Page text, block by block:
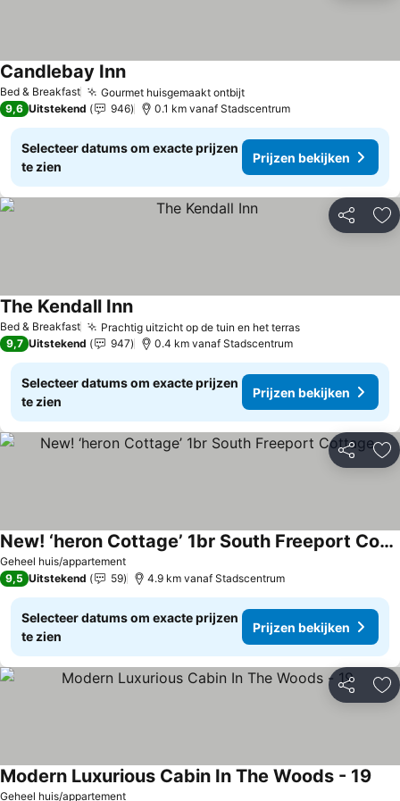
Bed & Breakfast Gourmet huisgemaakt ontbijt
Candlebay Inn
9,6 Uitstekend 946 0.1 km vanaf Stadscentrum
Selecteer datums om exacte prijzen
te zien
Prijzen bekijken
Delen
Bed & Breakfast Prachtig uitzicht op de tuin en het terras
The Kendall Inn
9,7 Uitstekend 947 0.4 km vanaf Stadscentrum
Selecteer datums om exacte prijzen
te zien
Prijzen bekijken
Delen
Geheel huis/appartement
New! ‘heron Cottage’ 1br South Freeport Cottage
9,5 Uitstekend 59 4.9 km vanaf Stadscentrum
Selecteer datums om exacte prijzen
te zien
Prijzen bekijken
Delen
Geheel huis/appartement
Modern Luxurious Cabin In The Woods - 19